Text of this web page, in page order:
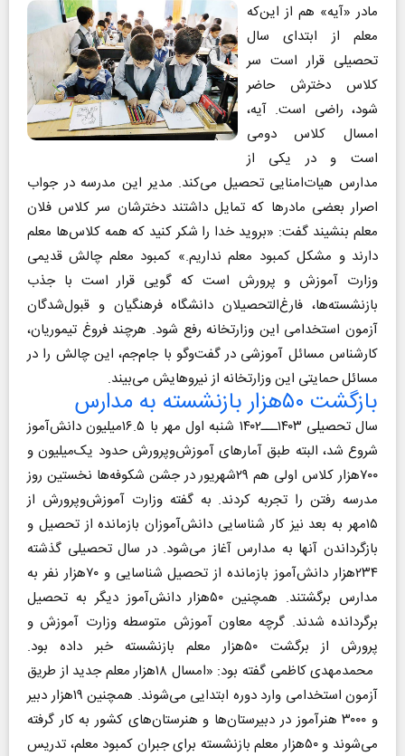
مادر «آیه» هم از این‌که
معلم از ابتدای سال
تحصیلی قرار است سر
کلاس دخترش حاضر
شود، راضی است. آیه،
امسال کلاس دومی
است و در یکی از
مدارس هیات‌امنایی تحصیل می‌کند. مدیر این مدرسه در جواب
اصرار بعضی مادرها که تمایل داشتند دخترشان سر کلاس فلان
معلم بنشیند گفت: «بروید خدا را شکر کنید که همه کلاس‌ها معلم
دارند و مشکل کمبود معلم نداریم.» کمبود معلم چالش قدیمی
وزارت آموزش و پرورش است که گویی قرار است با جذب
بازنشسته‌ها، فارغ‌التحصیلان دانشگاه فرهنگیان و قبول‌شدگان
آزمون استخدامی این وزارتخانه رفع شود. هرچند فروغ تیموریان،
کارشناس مسائل آموزشی در گفت‌وگو با جام‌جم، این چالش را در
مسائل حمایتی این وزارتخانه از نیروهایش می‌بیند.
بازگشت ۵۰هزار بازنشسته به مدارس
سال تحصیلی ۱۴۰۳ـــ۱۴۰۲ شنبه اول مهر با ۱۶.۵میلیون دانش‌آموز
شروع شد، البته طبق آمارهای آموزش‌وپرورش حدود یک‌میلیون و
۷۰۰هزار کلاس اولی هم ۲۹شهریور در جشن شکوفه‌ها نخستین روز
مدرسه رفتن را تجربه کردند. به گفته وزارت آموزش‌وپرورش از
۱۵مهر به بعد نیز کار شناسایی دانش‌آموزان بازمانده از تحصیل و
بازگرداندن آنها به مدارس آغاز می‌شود. در سال تحصیلی گذشته
۲۳۴هزار دانش‌آموز بازمانده از تحصیل شناسایی و ۷۰هزار نفر به
مدارس برگشتند. همچنین ۵۰هزار دانش‌آموز دیگر به تحصیل
برگردانده شدند. گرچه معاون آموزش متوسطه وزارت آموزش و
پرورش از برگشت ۵۰هزار معلم بازنشسته خبر داده بود.
محمدمهدی کاظمی گفته بود: «امسال ۱۸هزار معلم جدید از طریق
آزمون استخدامی وارد دوره ابتدایی می‌شوند. همچنین ۱۹هزار دبیر
و ۳۰۰۰ هنرآموز در دبیرستان‌ها و هنرستان‌های کشور به کار گرفته
می‌شوند و ۵۰هزار معلم بازنشسته برای جبران کمبود معلم، تدریس